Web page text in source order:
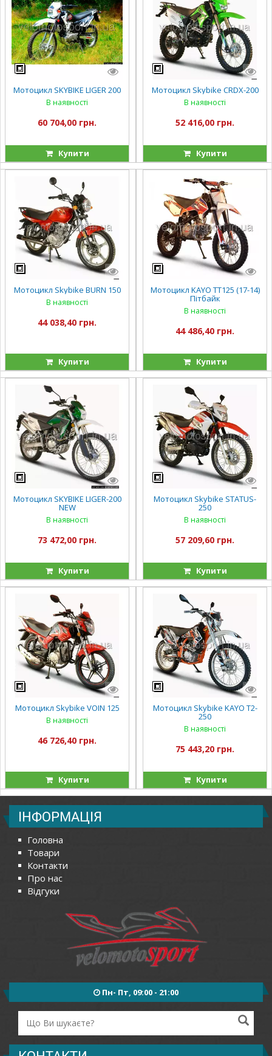
Мотоцикл SKYBIKE LIGER 200
В наявності
60 704,00 грн.
Купити
Мотоцикл Skybike CRDX-200
В наявності
52 416,00 грн.
Купити
Мотоцикл Skybike BURN 150
В наявності
44 038,40 грн.
Купити
Мотоцикл KAYO TT125 (17-14)
Пітбайк
В наявності
44 486,40 грн.
Купити
Мотоцикл SKYBIKE LIGER-200
NEW
В наявності
73 472,00 грн.
Купити
Мотоцикл Skybike STATUS-
250
В наявності
57 209,60 грн.
Купити
Мотоцикл Skybike VOIN 125
В наявності
46 726,40 грн.
Купити
Мотоцикл Skybike KAYO T2-
250
В наявності
75 443,20 грн.
Купити
ІНФОРМАЦІЯ
Головна
Товари
Контакти
Про нас
Відгуки
Пн- Пт, 09:00 - 21:00